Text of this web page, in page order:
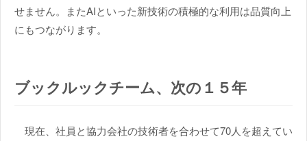
せません。またAIといった新技術の積極的な利用は品質向上
にもつながります。
ブックルックチーム、次の１５年
現在、社員と協力会社の技術者を合わせて70人を超えてい